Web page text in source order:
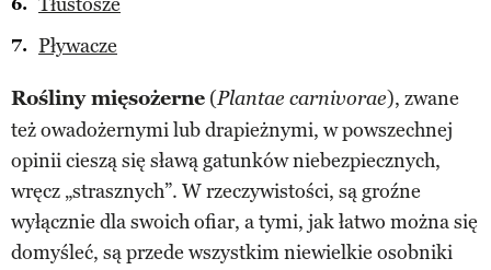
Pływacze
Rośliny mięsożerne (Plantae carnivorae), zwane
też owadożernymi lub drapieżnymi, w powszechnej
opinii cieszą się sławą gatunków niebezpiecznych,
wręcz „strasznych”. W rzeczywistości, są groźne
wyłącznie dla swoich ofiar, a tymi, jak łatwo można się
domyśleć, są przede wszystkim niewielkie osobniki